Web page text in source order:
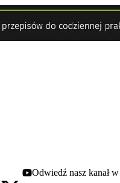
Youtube - otwiera się w nowej
Odwiedź nasz kanał